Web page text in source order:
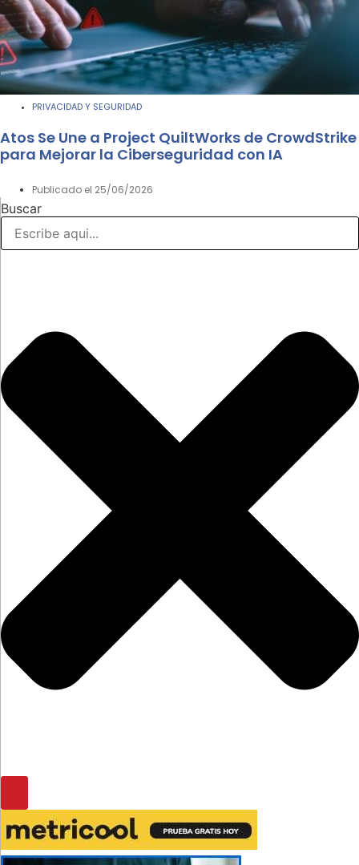
PRIVACIDAD Y SEGURIDAD
Atos Se Une a Project QuiltWorks de CrowdStrike
para Mejorar la Ciberseguridad con IA
Publicado el 25/06/2026
Buscar